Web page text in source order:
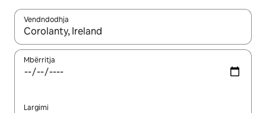
Vendndodhja
Kur rezultatet të jenë të disponueshme, lëviz me butonat e
Mbërritja
Largimi